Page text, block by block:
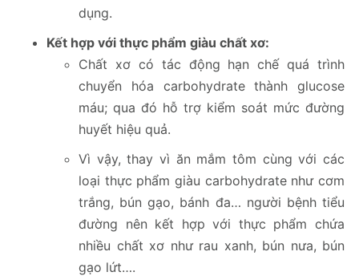
dụng.
Kết hợp với thực phẩm giàu chất xơ:
Chất xơ có tác động hạn chế quá trình
chuyển hóa carbohydrate thành glucose
máu; qua đó hỗ trợ kiểm soát mức đường
huyết hiệu quả.
Vì vậy, thay vì ăn mắm tôm cùng với các
loại thực phẩm giàu carbohydrate như cơm
trắng, bún gạo, bánh đa… người bệnh tiểu
đường nên kết hợp với thực phẩm chứa
nhiều chất xơ như rau xanh, bún nưa, bún
gạo lứt….